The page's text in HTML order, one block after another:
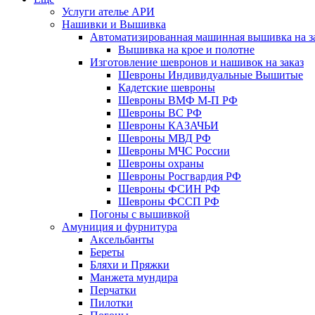
Услуги ателье АРИ
Нашивки и Вышивка
Автоматизированная машинная вышивка на
Вышивка на крое и полотне
Изготовление шевронов и нашивок на заказ
Шевроны Индивидуальные Вышитые
Кадетские шевроны
Шевроны ВМФ М-П РФ
Шевроны ВС РФ
Шевроны КАЗАЧЬИ
Шевроны МВД РФ
Шевроны МЧС России
Шевроны охраны
Шевроны Росгвардия РФ
Шевроны ФСИН РФ
Шевроны ФССП РФ
Погоны с вышивкой
Амуниция и фурнитура
Аксельбанты
Береты
Бляхи и Пряжки
Манжета мундира
Перчатки
Пилотки